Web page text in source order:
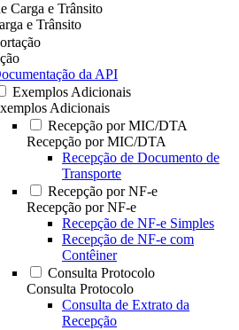
Carga e Trânsito
e Trânsito
da API
Exemplos Adicionais
Adicionais
Recepção por MIC/DTA
Recepção por MIC/DTA
Recepção de Documento de
Transporte
Recepção por NF-e
Recepção por NF-e
Recepção de NF-e Simples
Recepção de NF-e com
Contêiner
Consulta Protocolo
Consulta Protocolo
Consulta de Extrato da
Recepção